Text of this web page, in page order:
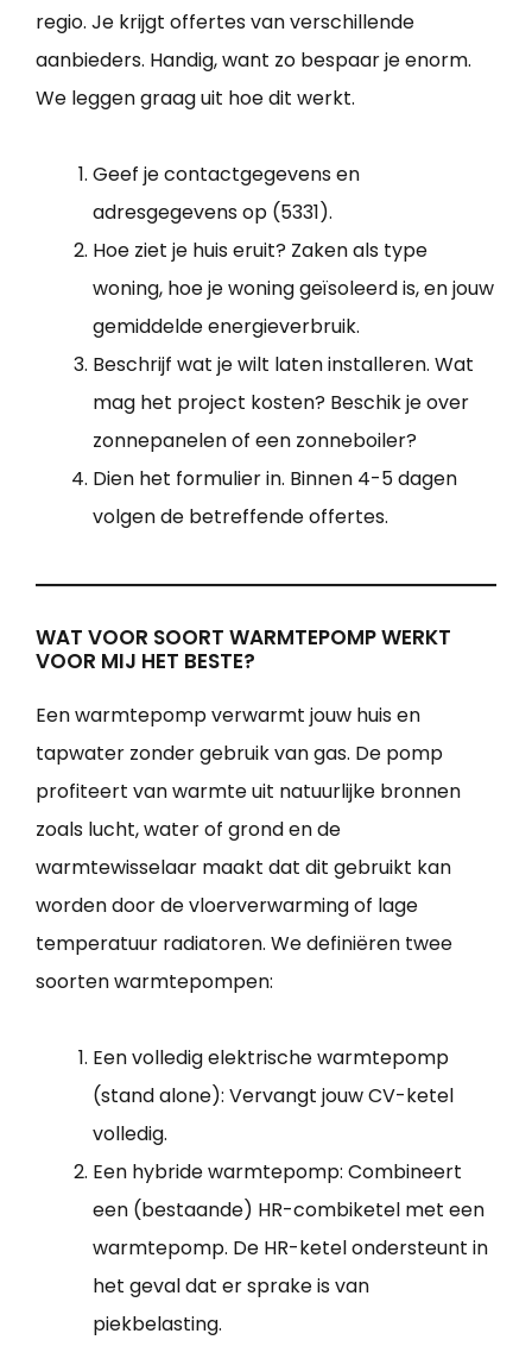
regio. Je krijgt offertes van verschillende
aanbieders. Handig, want zo bespaar je enorm.
We leggen graag uit hoe dit werkt.
Geef je contactgegevens en
adresgegevens op (5331).
Hoe ziet je huis eruit? Zaken als type
woning, hoe je woning geïsoleerd is, en jouw
gemiddelde energieverbruik.
Beschrijf wat je wilt laten installeren. Wat
mag het project kosten? Beschik je over
zonnepanelen of een zonneboiler?
Dien het formulier in. Binnen 4-5 dagen
volgen de betreffende offertes.
WAT VOOR SOORT WARMTEPOMP WERKT
VOOR MIJ HET BESTE?
Een warmtepomp verwarmt jouw huis en
tapwater zonder gebruik van gas. De pomp
profiteert van warmte uit natuurlijke bronnen
zoals lucht, water of grond en de
warmtewisselaar maakt dat dit gebruikt kan
worden door de vloerverwarming of lage
temperatuur radiatoren. We definiëren twee
soorten warmtepompen:
Een volledig elektrische warmtepomp
(stand alone): Vervangt jouw CV-ketel
volledig.
Een hybride warmtepomp: Combineert
een (bestaande) HR-combiketel met een
warmtepomp. De HR-ketel ondersteunt in
het geval dat er sprake is van
piekbelasting.